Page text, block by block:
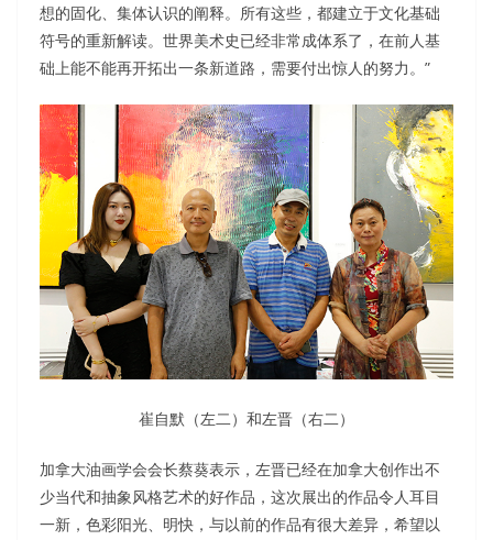
想的固化、集体认识的阐释。所有这些，都建立于文化基础
符号的重新解读。世界美术史已经非常成体系了，在前人基
础上能不能再开拓出一条新道路，需要付出惊人的努力。”
崔自默（左二）和左晋（右二）
加拿大油画学会会长蔡葵表示，左晋已经在加拿大创作出不
少当代和抽象风格艺术的好作品，这次展出的作品令人耳目
一新，色彩阳光、明快，与以前的作品有很大差异，希望以